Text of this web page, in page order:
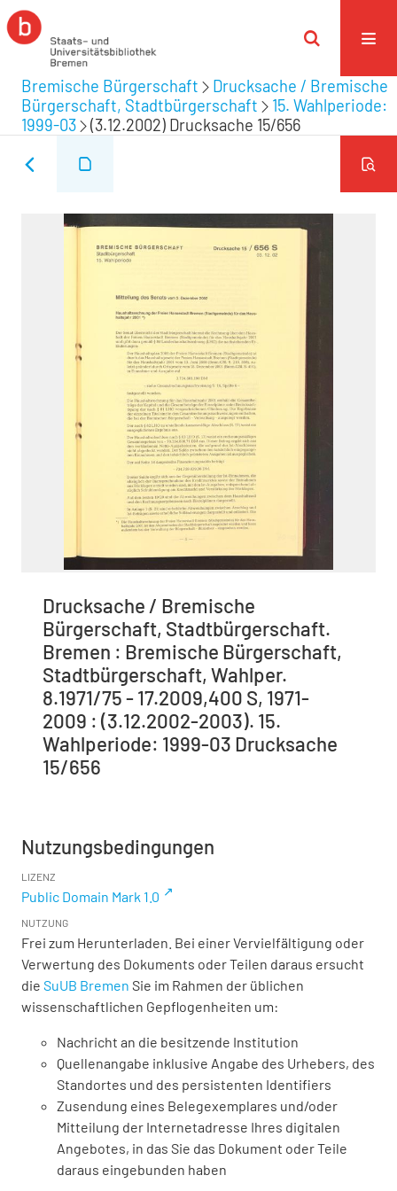
Bremische Bürgerschaft
Drucksache / Bremische
Bürgerschaft, Stadtbürgerschaft
15. Wahlperiode:
1999-03
(3.12.2002) Drucksache 15/656
Drucksache / Bremische
Bürgerschaft, Stadtbürgerschaft.
Bremen : Bremische Bürgerschaft,
Stadtbürgerschaft, Wahlper.
8.1971/75 - 17.2009,400 S, 1971-
2009 : (3.12.2002-2003). 15.
Wahlperiode: 1999-03 Drucksache
15/656
Nutzungsbedingungen
LIZENZ
Public Domain Mark 1.0
NUTZUNG
Frei zum Herunterladen. Bei einer Vervielfältigung oder
Verwertung des Dokuments oder Teilen daraus ersucht
die SuUB Bremen Sie im Rahmen der üblichen
wissenschaftlichen Gepflogenheiten um:
Nachricht an die besitzende Institution
Quellenangabe inklusive Angabe des Urhebers, des
Standortes und des persistenten Identifiers
Zusendung eines Belegexemplares und/oder
Mitteilung der Internetadresse Ihres digitalen
Angebotes, in das Sie das Dokument oder Teile
daraus eingebunden haben